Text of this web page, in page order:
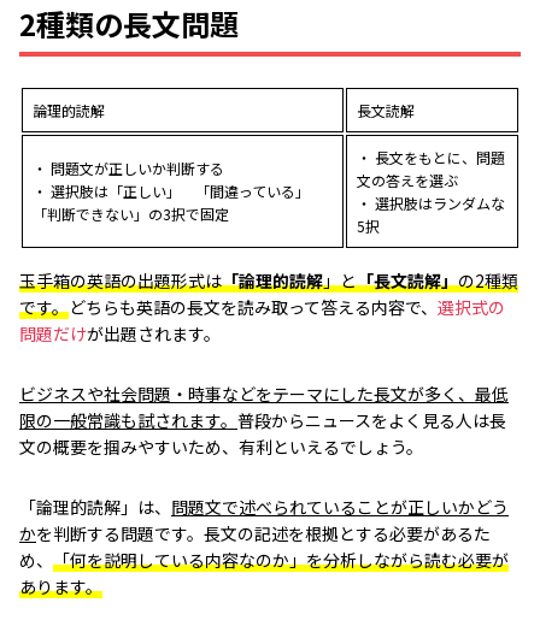
2種類の長文問題
論理的読解 長文読解
・ 問題文が正しいか判断する
・ 選択肢は「正しい」 「間違っている」
「判断できない」の3択で固定
・ 長文をもとに、問題
文の答えを選ぶ
・ 選択肢はランダムな
5択
玉手箱の英語の出題形式は「論理的読解」と「長文読解」の2種類
です。どちらも英語の長文を読み取って答える内容で、 選択式の
問題だけが出題されます。
ビジネスや社会問題・時事などをテーマにした長文が多く、最低
限の一般常識も試されます。 普段からニュースをよく見る人は長
文の概要を掴みやすいため、有利といえるでしょう。
「論理的読解」は、 問題文で述べられていることが正しいかどう
かを判断する問題です。長文の記述を根拠とする必要があるた
め、 「何を説明している内容なのか」を分析しながら読む必要が
あります。